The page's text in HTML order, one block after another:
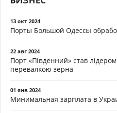
13 окт 2024
Порты Большой Одессы
22 авг 2024
Порт «Південний» став
перевалкою зерна
01 янв 2024
Минимальная зарплата в